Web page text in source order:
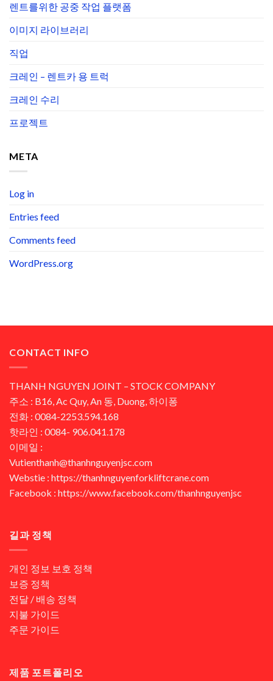
렌트를위한 공중 작업 플랫폼
이미지 라이브러리
직업
크레인 – 렌트카 용 트럭
크레인 수리
프로젝트
META
Log in
Entries feed
Comments feed
WordPress.org
CONTACT INFO
THANH NGUYEN JOINT – STOCK COMPANY
주소 : B16, Ac Quy, An 동, Duong, 하이퐁
전화 : 0084-2253.594.168
핫라인 : 0084- 906.041.178
이메일 :
Vutienthanh@thanhnguyenjsc.com
Webstie : https://thanhnguyenforkliftcrane.com
Facebook : https://www.facebook.com/thanhnguyenjsc
길과 정책
개인 정보 보호 정책
보증 정책
전달 / 배송 정책
지불 가이드
주문 가이드
제품 포트폴리오